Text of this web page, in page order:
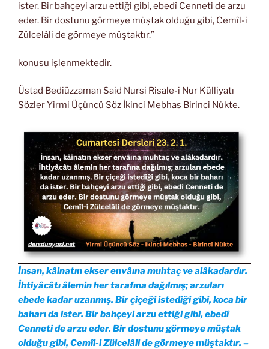
ister. Bir bahçeyi arzu ettiği gibi, ebedî Cenneti de arzu
eder. Bir dostunu görmeye müştak olduğu gibi, Cemîl-i
Zülcelâli de görmeye müştaktır.”
konusu işlenmektedir.
Üstad Bediüzzaman Said Nursi Risale-i Nur Külliyatı
Sözler Yirmi Üçüncü Söz İkinci Mebhas Birinci Nükte.
İnsan, kâinatın ekser envâına muhtaç ve alâkadardır.
İhtiyâcâtı âlemin her tarafına dağılmış; arzuları
ebede kadar uzanmış. Bir çiçeği istediği gibi, koca bir
baharı da ister. Bir bahçeyi arzu ettiği gibi, ebedî
Cenneti de arzu eder. Bir dostunu görmeye müştak
olduğu gibi, Cemîl-i Zülcelâli de görmeye müştaktır. –